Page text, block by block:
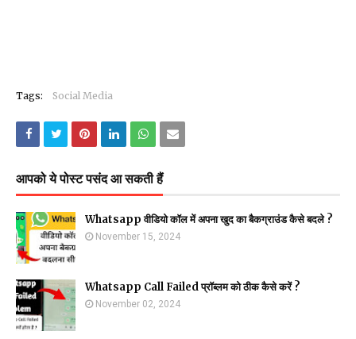
Tags: Social Media
आपको ये पोस्ट पसंद आ सकती हैं
Whatsapp वीडियो कॉल में अपना खुद का बैकग्राउंड कैसे बदले ?
November 15, 2024
Whatsapp Call Failed प्रॉब्लम को ठीक कैसे करें ?
November 02, 2024